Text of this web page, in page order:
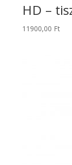
HD –
11900,00 Ft